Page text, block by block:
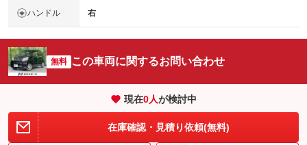
ハンドル 右
無料 この車両に関するお問い合わせ
現在0人が検討中
在庫確認・見積り依頼(無料)